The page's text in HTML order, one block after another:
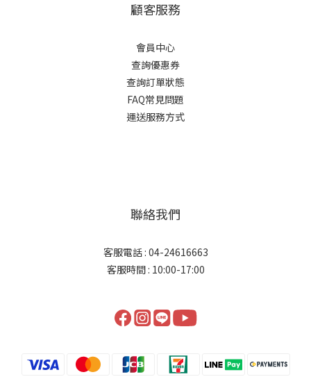
顧客服務
會員中心
查詢優惠券
查詢訂單狀態
FAQ常見問題
運送服務方式
聯絡我們
客服電話 : 04-24616663
客服時間 : 10:00-17:00